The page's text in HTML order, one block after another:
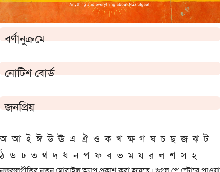
বর্ণানুক্রমে
নোটিশ বোর্ড
জনপ্রিয়
অ আ ই ঈ উ ঊ এ ঐ ও ক খ ক্ষ গ ঘ চ ছ জ ঝ ট
ঠ ড ঢ ত থ দ ধ ন প ফ ব ভ ম য র ল শ স হ